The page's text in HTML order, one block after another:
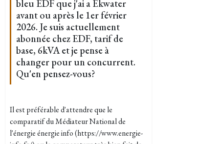
bleu EDF que j'ai a Ekwater
avant ou après le 1er février
2026. Je suis actuellement
abonnée chez EDF, tarif de
base, 6kVA et je pense à
changer pour un concurrent.
Qu'en pensez-vous?
Il est préférable d'attendre que le
comparatif du Médiateur National de
l'énergie énergie info (https://www.energie-